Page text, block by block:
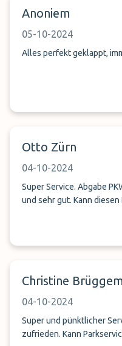
Anoniem
05-10-2024
Alles perfekt geklappt,
Otto Zürn
04-10-2024
Super Service. Abgabe PKW sowie Annahme PKW pünktlich
und sehr gut. Kann
04-10-2024
Super und pünktlicher
zufrieden. Kann